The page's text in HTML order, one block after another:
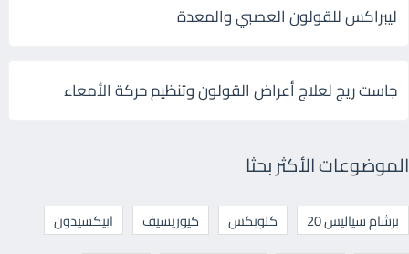
ليبراكس للقولون العصبي والمعدة
جاست ريج لعلاج أعراض القولون وتنظيم حركة الأمعاء
الموضوعات الأكثر بحثا
برشام سياليس 20 كلوبكس كيوريسيف
ابيكسيدون